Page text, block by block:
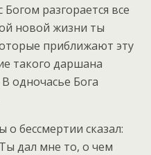
разгорается все
новой жизни ты
приближают эту
такого даршана
одночасье Бога
бессмертии сказал:
дал мне то, о чем